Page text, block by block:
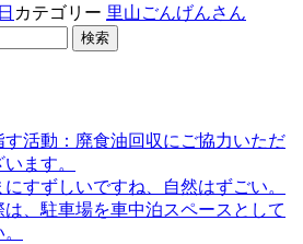
カテゴリー 里山ごんげんさん
検索
活動：廃食油回収にご協力いただ
ます。
すずしいですね、自然はずごい。
、駐車場を車中泊スペースとして